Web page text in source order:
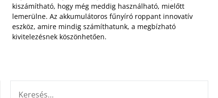
kiszámítható, hogy még meddig használható, mielőtt
lemerülne. Az akkumulátoros fűnyíró roppant innovatív
eszköz, amire mindig számíthatunk, a megbízható
kivitelezésnek köszönhetően.